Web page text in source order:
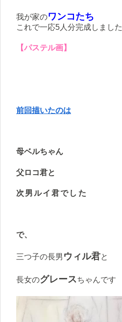
我が家のワンコたち
これで一応5人分完成しました
【パステル画】
前回描いたのは
母ベルちゃん
父ロコ君と
次男ルイ君でした
で、
三つ子の長男 ウィル君と
長女のグレースちゃんです